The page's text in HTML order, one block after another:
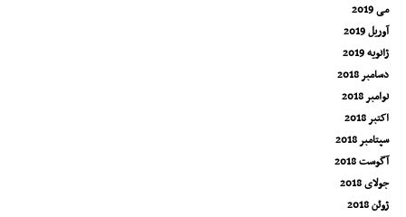
می 2019
آوریل 2019
ژانویه 2019
دسامبر 2018
نوامبر 2018
اکتبر 2018
سپتامبر 2018
آگوست 2018
جولای 2018
ژوئن 2018